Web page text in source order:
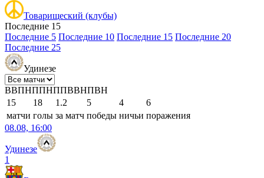
Товарищеский (клубы)
Последние 15
Последние 5 Последние 10 Последние 15 Последние 20
Последние 25
Удинезе
ВВПНППНППВВНПВН
15
18 1.2 5 4
6
матчи голы за матч победы ничьи поражения
08.08, 16:00
Удинезе
1